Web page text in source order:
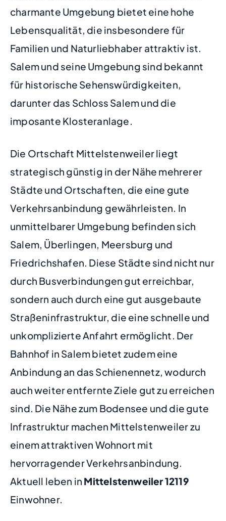
charmante Umgebung bietet eine hohe
Lebensqualität, die insbesondere für
Familien und Naturliebhaber attraktiv ist.
Salem und seine Umgebung sind bekannt
für historische Sehenswürdigkeiten,
darunter das Schloss Salem und die
imposante Klosteranlage.
Die Ortschaft Mittelstenweiler liegt
strategisch günstig in der Nähe mehrerer
Städte und Ortschaften, die eine gute
Verkehrsanbindung gewährleisten. In
unmittelbarer Umgebung befinden sich
Salem, Überlingen, Meersburg und
Friedrichshafen. Diese Städte sind nicht nur
durch Busverbindungen gut erreichbar,
sondern auch durch eine gut ausgebaute
Straßeninfrastruktur, die eine schnelle und
unkomplizierte Anfahrt ermöglicht. Der
Bahnhof in Salem bietet zudem eine
Anbindung an das Schienennetz, wodurch
auch weiter entfernte Ziele gut zu erreichen
sind. Die Nähe zum Bodensee und die gute
Infrastruktur machen Mittelstenweiler zu
einem attraktiven Wohnort mit
hervorragender Verkehrsanbindung.
Aktuell leben in Mittelstenweiler12119
Einwohner.